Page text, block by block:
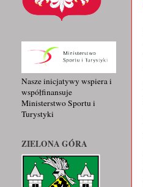
Nasze inicjatywy wspiera i
współfinansuje
Ministerstwo Sportu i
Turystyki
ZIELONA GÓRA